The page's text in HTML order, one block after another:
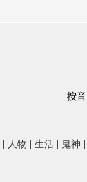
按
人物 生活 鬼神